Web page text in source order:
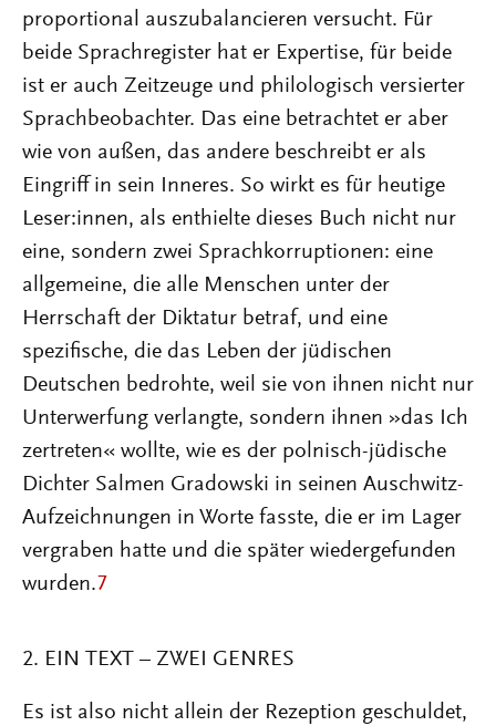
proportional auszubalancieren versucht. Für
beide Sprachregister hat er Expertise, für beide
ist er auch Zeitzeuge und philologisch versierter
Sprachbeobachter. Das eine betrachtet er aber
wie von außen, das andere beschreibt er als
Eingriff in sein Inneres. So wirkt es für heutige
Leser:innen, als enthielte dieses Buch nicht nur
eine, sondern zwei Sprachkorruptionen: eine
allgemeine, die alle Menschen unter der
Herrschaft der Diktatur betraf, und eine
spezifische, die das Leben der jüdischen
Deutschen bedrohte, weil sie von ihnen nicht nur
Unterwerfung verlangte, sondern ihnen »das Ich
zertreten« wollte, wie es der polnisch-jüdische
Dichter Salmen Gradowski in seinen Auschwitz-
Aufzeichnungen in Worte fasste, die er im Lager
vergraben hatte und die später wiedergefunden
wurden.7
2. EIN TEXT – ZWEI GENRES
Es ist also nicht allein der Rezeption geschuldet,